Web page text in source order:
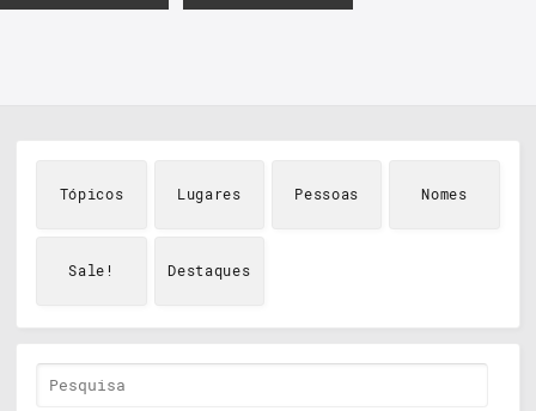
Tópicos Lugares Pessoas Nomes
Sale! Destaques